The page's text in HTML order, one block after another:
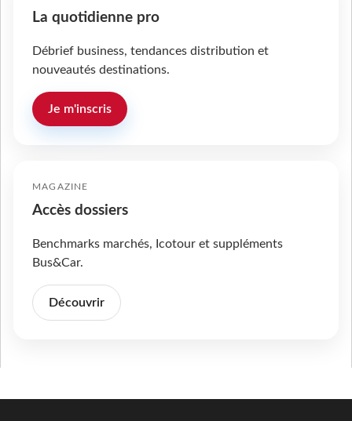
La quotidienne pro
Débrief business, tendances distribution et
nouveautés destinations.
Je m'inscris
MAGAZINE
Accès dossiers
Benchmarks marchés, Icotour et suppléments
Bus&Car.
Découvrir